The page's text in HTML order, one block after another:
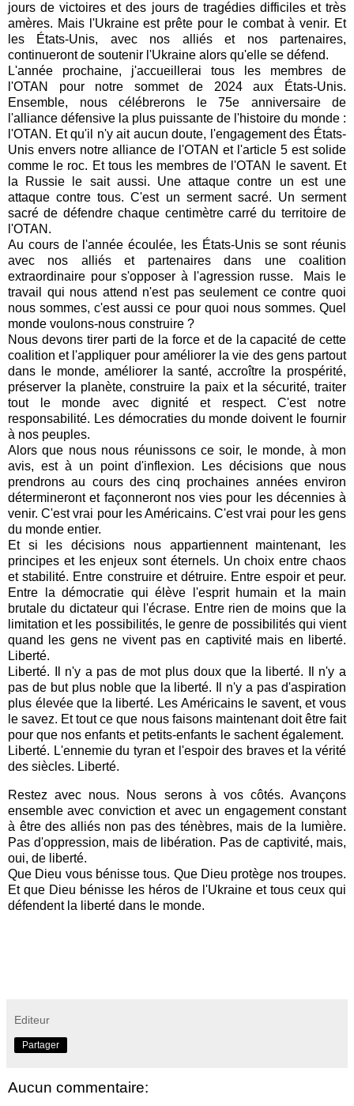
jours de victoires et des jours de tragédies difficiles et très
amères. Mais l'Ukraine est prête pour le combat à venir. Et
les États-Unis, avec nos alliés et nos partenaires,
continueront de soutenir l'Ukraine alors qu'elle se défend.
L'année prochaine, j'accueillerai tous les membres de
l'OTAN pour notre sommet de 2024 aux États-Unis.
Ensemble, nous célébrerons le 75e anniversaire de
l'alliance défensive la plus puissante de l'histoire du monde :
l'OTAN. Et qu'il n'y ait aucun doute, l'engagement des États-
Unis envers notre alliance de l'OTAN et l'article 5 est solide
comme le roc. Et tous les membres de l'OTAN le savent. Et
la Russie le sait aussi. Une attaque contre un est une
attaque contre tous. C'est un serment sacré. Un serment
sacré de défendre chaque centimètre carré du territoire de
l'OTAN.
Au cours de l'année écoulée, les États-Unis se sont réunis
avec nos alliés et partenaires dans une coalition
extraordinaire pour s'opposer à l'agression russe.
Mais le
travail qui nous attend n'est pas seulement ce contre quoi
nous sommes, c'est aussi ce pour quoi nous sommes. Quel
monde voulons-nous construire ?
Nous devons tirer parti de la force et de la capacité de cette
coalition et l'appliquer pour améliorer la vie des gens partout
dans le monde, améliorer la santé, accroître la prospérité,
préserver la planète, construire la paix et la sécurité, traiter
tout le monde avec dignité et respect. C'est notre
responsabilité. Les démocraties du monde doivent le fournir
à nos peuples.
Alors que nous nous réunissons ce soir, le monde, à mon
avis, est à un point d'inflexion. Les décisions que nous
prendrons au cours des cinq prochaines années environ
détermineront et façonneront nos vies pour les décennies à
venir. C'est vrai pour les Américains. C'est vrai pour les gens
du monde entier.
Et si les décisions nous appartiennent maintenant, les
principes et les enjeux sont éternels. Un choix entre chaos
et stabilité. Entre construire et détruire. Entre espoir et peur.
Entre la démocratie qui élève l'esprit humain et la main
brutale du dictateur qui l'écrase. Entre rien de moins que la
limitation et les possibilités, le genre de possibilités qui vient
quand les gens ne vivent pas en captivité mais en liberté.
Liberté.
Liberté. Il n'y a pas de mot plus doux que la liberté. Il n'y a
pas de but plus noble que la liberté. Il n'y a pas d'aspiration
plus élevée que la liberté. Les Américains le savent, et vous
le savez. Et tout ce que nous faisons maintenant doit être fait
pour que nos enfants et petits-enfants le sachent également.
Liberté. L'ennemie du tyran et l'espoir des braves et la vérité
des siècles. Liberté.
Restez avec nous. Nous serons à vos côtés. Avançons
ensemble avec conviction et avec un engagement constant
à être des alliés non pas des ténèbres, mais de la lumière.
Pas d'oppression, mais de libération. Pas de captivité, mais,
oui, de liberté.
Que Dieu vous bénisse tous. Que Dieu protège nos troupes.
Et que Dieu bénisse les héros de l'Ukraine et tous ceux qui
défendent la liberté dans le monde.
Editeur
Partager
Aucun commentaire: